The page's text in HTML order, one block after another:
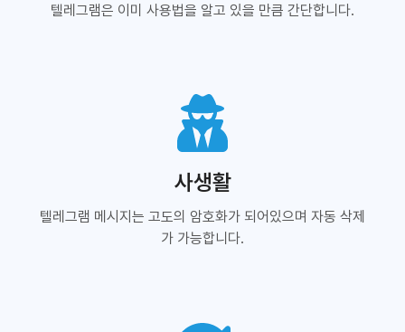
텔레그램은 이미 사용법을 알고 있을 만큼 간단합니다.
사생활
텔레그램 메시지는 고도의 암호화가 되어있으며 자동 삭제
가 가능합니다.